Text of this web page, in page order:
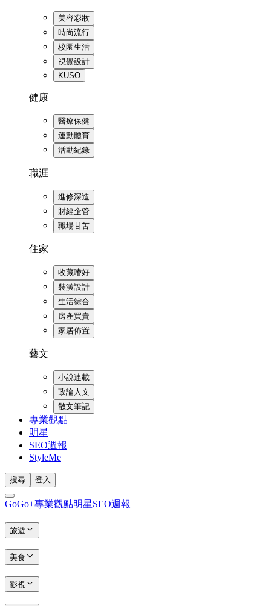
美容彩妝
時尚流行
校園生活
視覺設計
KUSO
健康
醫療保健
運動體育
活動紀錄
職涯
進修深造
財經企管
職場甘苦
住家
收藏嗜好
裝潢設計
生活綜合
房產買賣
家居佈置
藝文
小說連載
政論人文
散文筆記
專業觀點
明星
SEO週報
StyleMe
搜尋 登入
GoGo+專業觀點明星SEO週報
旅遊
美食
影視